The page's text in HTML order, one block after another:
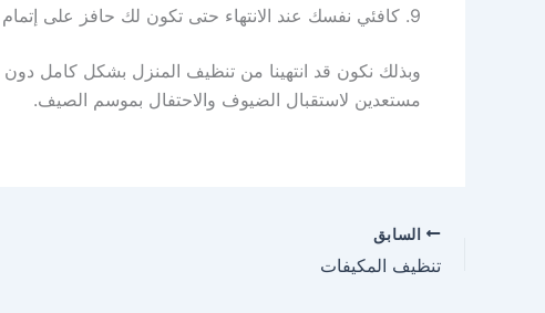
9. كافئي نفسك عند الانتهاء حتى تكون لك حافز على إتمام
وبذلك نكون قد انتهينا من تنظيف المنزل بشكل كامل دون
مستعدين لاستقبال الضيوف والاحتفال بموسم الصيف.
السابق
تنظيف المكيفات